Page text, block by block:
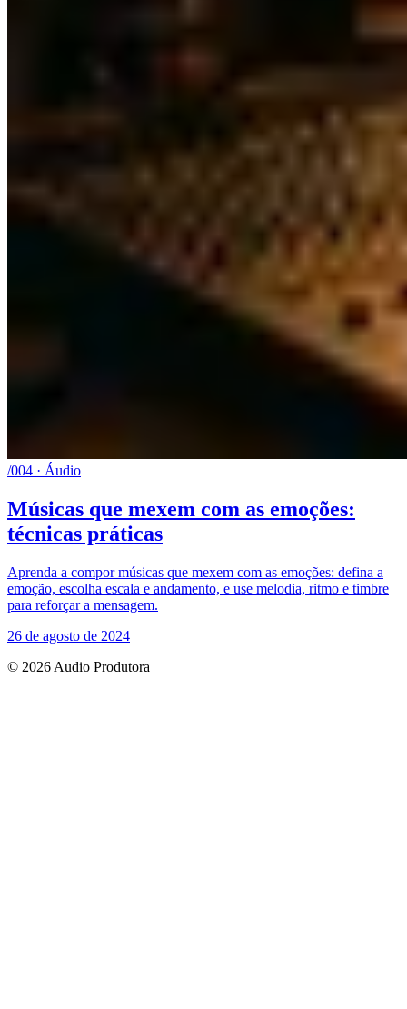
/004 · Áudio
Músicas que mexem com as emoções:
técnicas práticas
Aprenda a compor músicas que mexem com as emoções: defina a
emoção, escolha escala e andamento, e use melodia, ritmo e timbre
para reforçar a mensagem.
26 de agosto de 2024
© 2026 Audio Produtora